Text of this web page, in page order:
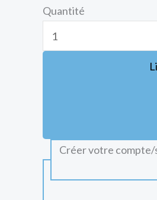
Quantité
Créer votre compte/